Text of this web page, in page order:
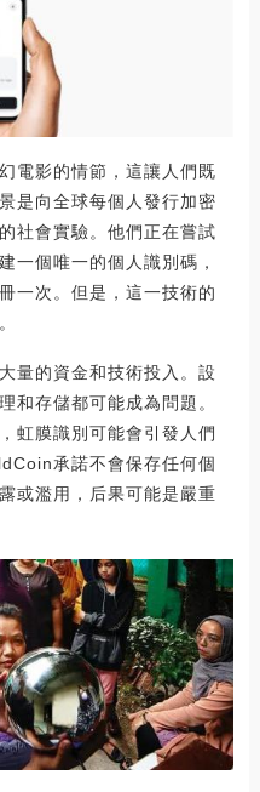
電影的情節，這讓人們既
是向全球每個人發行加密
社會實驗。他們正在嘗試
一個唯一的個人識別碼，
一次。但是，這一技術的
量的資金和技術投入。設
和存儲都可能成為問題。
虹膜識別可能會引發人們
承諾不會保存任何個
或濫用，后果可能是嚴重